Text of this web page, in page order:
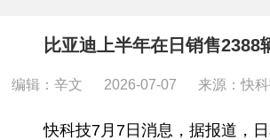
比亚迪上半年在日销售2388
编辑：辛文 2026-07-07 来源：快
快科技7月7日消息，据报道，日